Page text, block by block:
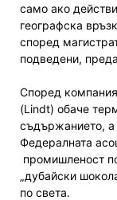
само ако
географска
според
подведени,
Според
(Lindt) обаче
съдържанието, а
Федералната
промишленост
„дубайски
по света.